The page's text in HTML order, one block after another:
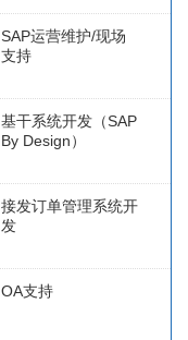
SAP运营维护/现场
支持
基干系统开发（SAP
By Design）
接发订单管理系统开
发
OA支持